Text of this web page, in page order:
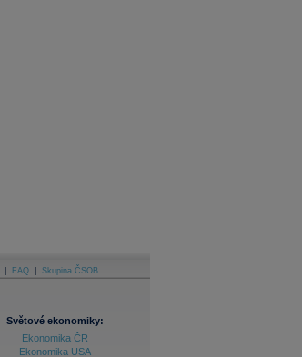
FAQ Skupina ČSOB
Světové ekonomiky:
Ekonomika ČR
Ekonomika USA